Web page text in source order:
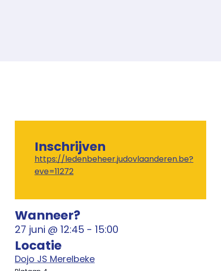
Inschrijven
https://ledenbeheer.judovlaanderen.be?
eve=11272
Wanneer?
27 juni @ 12:45 - 15:00
Locatie
Dojo JS Merelbeke